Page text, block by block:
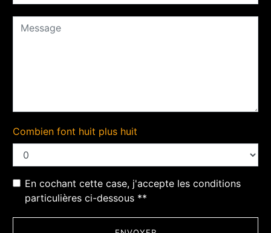
Combien font huit plus huit
En cochant cette case, j'accepte les conditions
particulières ci-dessous **